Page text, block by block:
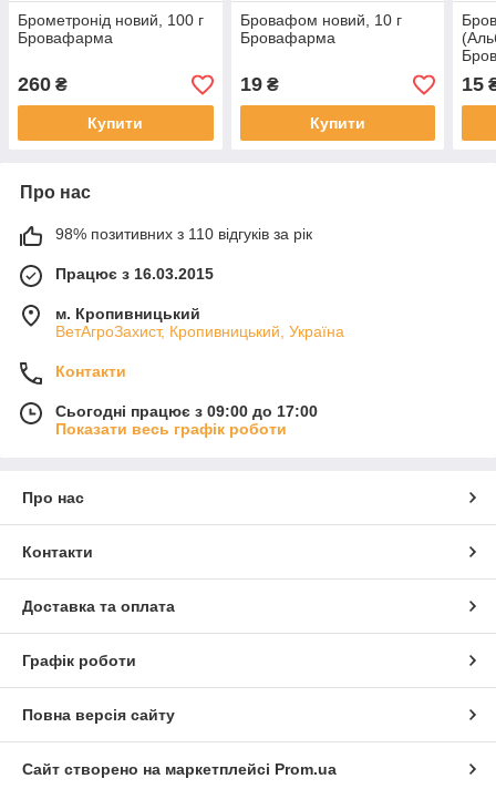
Брометронід новий, 100 г
Бровафарма
260 ₴
Купити
Бровафом новий, 10 г
Бровафарма
19₴
Купити
15
Про нас
98% позитивних з 110 відгуків за рік
Працює з 16.03.2015
м. Кропивницький
ВетАгроЗахист, Кропивницький, Україна
Контакти
Сьогодні працює з 09:00 до 17:00
Показати весь графік роботи
Про нас
Контакти
Доставка та оплата
Графік роботи
Повна версія сайту
Сайт створено на маркетплейсі Prom.ua